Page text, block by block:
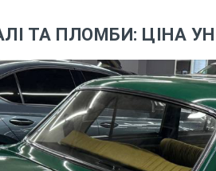
ТА ПЛОМБИ: ЦІНА